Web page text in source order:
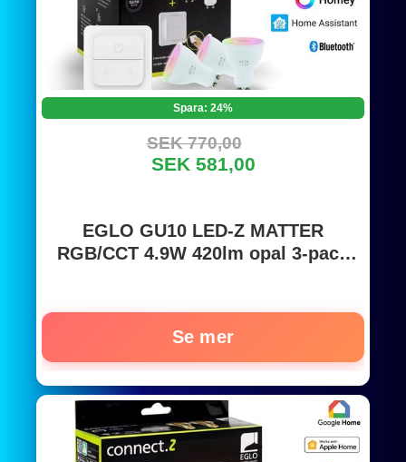
Spara: 24%
SEK 770,00
SEK 581,00
EGLO GU10 LED-Z MATTER
RGB/CCT 4.9W 420lm opal 3-pack
Se mer